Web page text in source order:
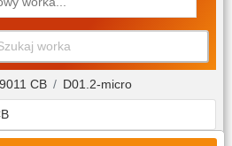
worka
CB D01.2-micro